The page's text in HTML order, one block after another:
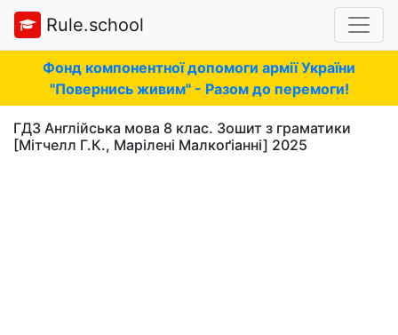
Rule.school
Фонд компонентної допомоги армії України
"Повернись живим" - Разом до перемоги!
ГДЗ Англійська мова 8 клас. Зошит з граматики
[Мітчелл Г.К., Марілені Малкоґіанні] 2025